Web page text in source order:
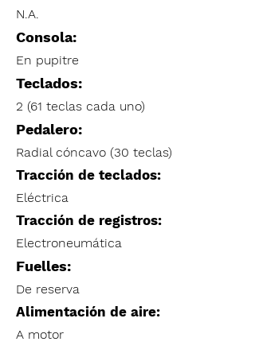
N.A.
Consola:
En pupitre
Teclados:
2 (61 teclas cada uno)
Pedalero:
Radial cóncavo (30 teclas)
Tracción de teclados:
Eléctrica
Tracción de registros:
Electroneumática
Fuelles:
De reserva
Alimentación de aire:
A motor